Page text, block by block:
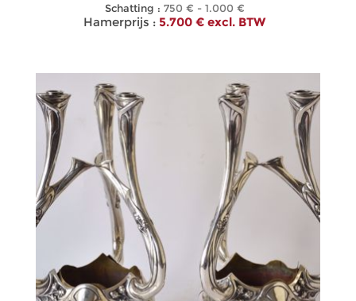
Schatting : 750 € - 1.000 €
Hamerprijs : 5.700 € excl. BTW